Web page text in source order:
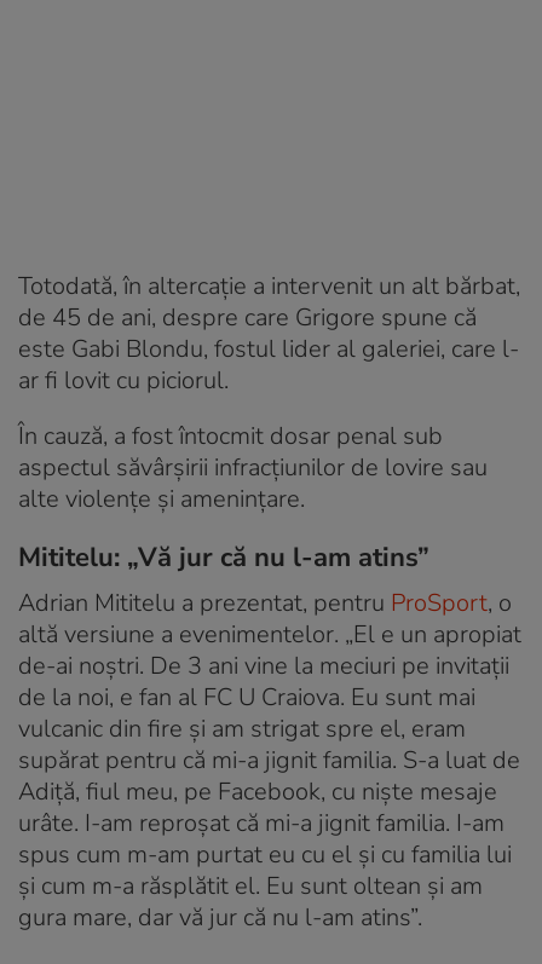
Totodată, în altercație a intervenit un alt bărbat,
de 45 de ani, despre care Grigore spune că
este Gabi Blondu, fostul lider al galeriei, care l-
ar fi lovit cu piciorul.
În cauză, a fost întocmit dosar penal sub
aspectul săvârșirii infracțiunilor de lovire sau
alte violențe și amenințare.
Mititelu: „Vă jur că nu l-am atins”
Adrian Mititelu a prezentat, pentru ProSport, o
altă versiune a evenimentelor. „El e un apropiat
de-ai noștri. De 3 ani vine la meciuri pe invitații
de la noi, e fan al FC U Craiova. Eu sunt mai
vulcanic din fire și am strigat spre el, eram
supărat pentru că mi-a jignit familia. S-a luat de
Adiță, fiul meu, pe Facebook, cu niște mesaje
urâte. I-am reproșat că mi-a jignit familia. I-am
spus cum m-am purtat eu cu el și cu familia lui
și cum m-a răsplătit el. Eu sunt oltean și am
gura mare, dar vă jur că nu l-am atins”.